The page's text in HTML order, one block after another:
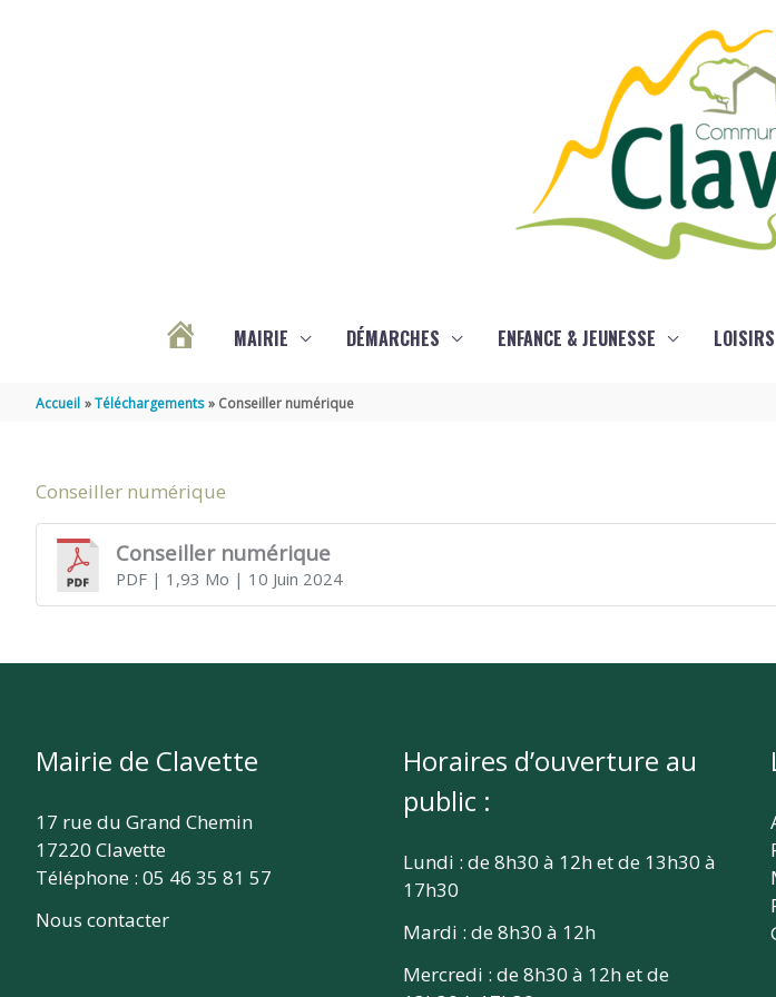
MAIRIE DÉMARCHES ENFANCE & JEUNESSE LOISIRS
Accueil Téléchargements Conseiller numérique
Conseiller numérique
Conseiller numérique
PDF| 1,93 Mo | 10 Juin 2024
Mairie de Clavette
17 rue du Grand Chemin
17220 Clavette
Téléphone : 05 46 35 81 57
Nous contacter
Horaires d’ouverture au
public :
Lundi : de 8h30 à 12h et de 13h30 à
17h30
Mardi : de 8h30 à 12h
Mercredi : de 8h30 à 12h et de